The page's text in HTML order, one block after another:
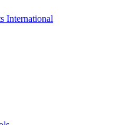
International